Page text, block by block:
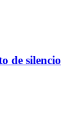
de silencio